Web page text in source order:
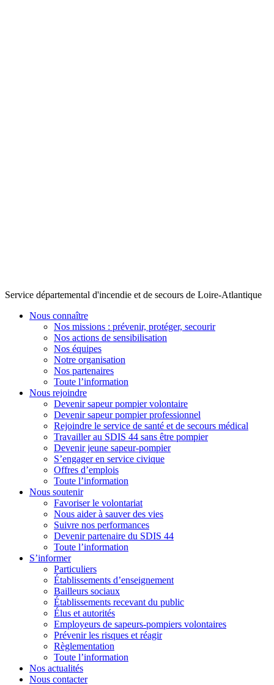
Service départemental d'incendie et de secours de Loire-Atlantique
Nous connaître
Nos missions : prévenir, protéger, secourir
Nos actions de sensibilisation
Nos équipes
Notre organisation
Nos partenaires
Toute l’information
Nous rejoindre
Devenir sapeur pompier volontaire
Devenir sapeur pompier professionnel
Rejoindre le service de santé et de secours médical
Travailler au SDIS 44 sans être pompier
Devenir jeune sapeur-pompier
S’engager en service civique
Offres d’emplois
Toute l’information
Nous soutenir
Favoriser le volontariat
Nous aider à sauver des vies
Suivre nos performances
Devenir partenaire du SDIS 44
Toute l’information
S’informer
Particuliers
Établissements d’enseignement
Bailleurs sociaux
Établissements recevant du public
Élus et autorités
Employeurs de sapeurs-pompiers volontaires
Prévenir les risques et réagir
Règlementation
Toute l’information
Nos actualités
Nous contacter